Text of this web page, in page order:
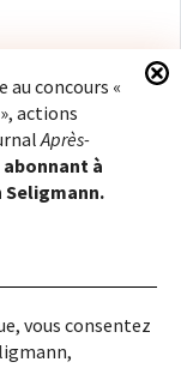
vous
de
vous
|Crédits
concours «
actions
Après-
à
vous consentez